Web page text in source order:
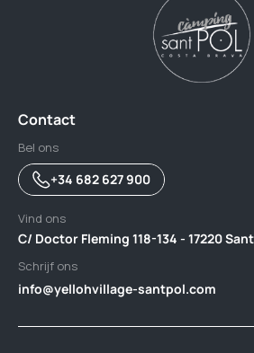
Contact
Bel ons
+34 682 627 900
Vind ons
C/ Doctor Fleming 118-134 - 17220
Schrijf ons
info@yellohvillage-santpol.com